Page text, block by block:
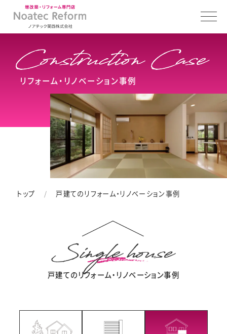
リフォーム・リノベーション事例
トップ 戸建てのリフォーム・リノベーション事例
戸建てのリフォーム・リノベーション事例